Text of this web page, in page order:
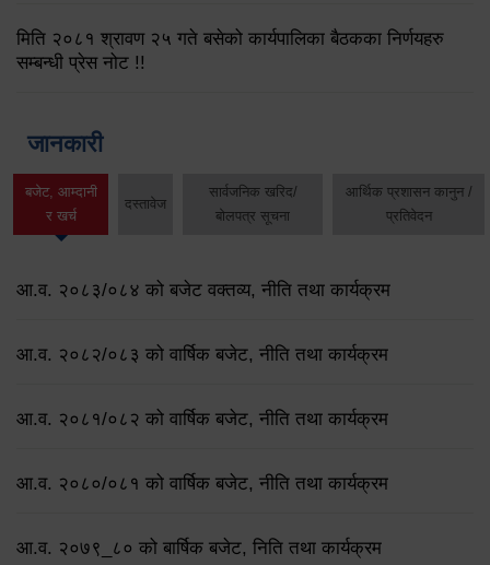
मिति २०८१ श्रावण २५ गते बसेको कार्यपालिका बैठकका निर्णयहरु
सम्बन्धी प्रेस नोट !!
जानकारी
बजेट, आम्दानी
र खर्च
दस्तावेज
सार्वजनिक खरिद/
बोलपत्र सूचना
आर्थिक प्रशासन कानुन /
प्रतिवेदन
आ.व. २०८३/०८४ को बजेट वक्तव्य, नीति तथा कार्यक्रम
आ.व. २०८२/०८३ को वार्षिक बजेट, नीति तथा कार्यक्रम
आ.व. २०८१/०८२ को वार्षिक बजेट, नीति तथा कार्यक्रम
आ.व. २०८०/०८१ को वार्षिक बजेट, नीति तथा कार्यक्रम
आ.व. २०७९‌_८० को बार्षिक बजेट, निति तथा कार्यक्रम